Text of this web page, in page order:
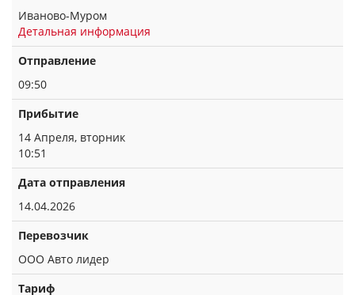
Иваново-Муром
Детальная информация
Отправление
09:50
Прибытие
14 Апреля, вторник
10:51
Дата отправления
14.04.2026
Перевозчик
ООО Авто лидер
Тариф